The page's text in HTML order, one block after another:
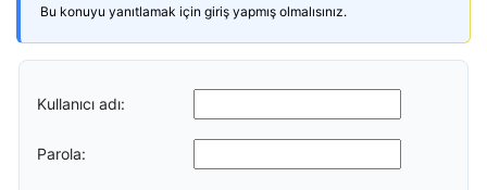
Bu konuyu yanıtlamak için giriş yapmış olmalısınız.
Kullanıcı adı:
Parola: